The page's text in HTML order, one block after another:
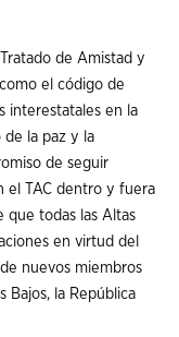
de Amistad y
el código de
interestatales en la
la paz y la
de seguir
el TAC dentro y fuera
que todas las Altas
en virtud del
de nuevos miembros
Bajos, la República